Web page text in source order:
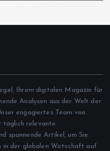
Ihrem digitalen Magazin für
Analysen aus der Welt der
engagiertes Team von
täglich relevante
spannende Artikel, um Sie
in der globalen Wirtschaft auf